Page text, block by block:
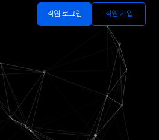
직원 로그인 직원 가입